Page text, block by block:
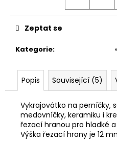
Kategorie:
Zeptat se
Popis Související (5)
Vykrajovátko na perníčky,
medovníčky, keramiku i
řezací hranou pro hladké
Výška řezací hrany je 12
m
e
MINI
VÁNOČNÍ
#1297
38
Kč